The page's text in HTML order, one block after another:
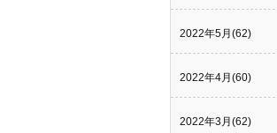
2022年5月(62)
2022年4月(60)
2022年3月(62)